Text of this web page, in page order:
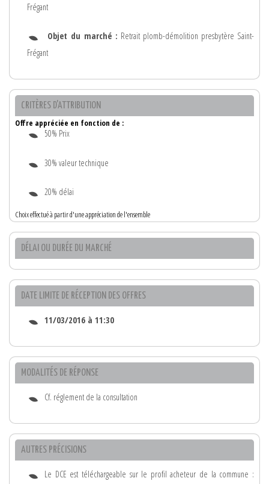
Frégant
Objet du marché : Retrait plomb-démolition presbytère Saint-
Frégant
CRITÈRES D'ATTRIBUTION
Offre appréciée en fonction de :
50% Prix
30% valeur technique
20% délai
Choix effectué à partir d'une appréciation de l'ensemble
DÉLAI OU DURÉE DU MARCHÉ
DATE LIMITE DE RÉCEPTION DES OFFRES
11/03/2016 à 11:30
MODALITÉS DE RÉPONSE
Cf. réglement de la consultation
AUTRES PRÉCISIONS
Le DCE est téléchargeable sur le profil acheteur de la commune :